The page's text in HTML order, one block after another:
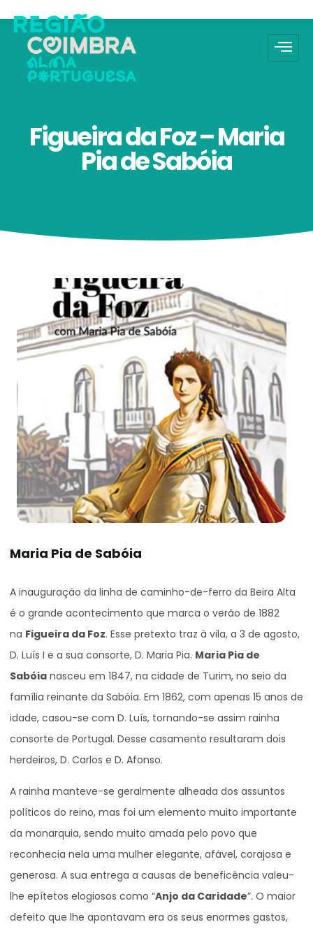
Figueira da Foz – Maria
Pia de Sabóia
Maria Pia de Sabóia
A inauguração da linha de caminho-de-ferro da Beira Alta
é o grande acontecimento que marca o verão de 1882
na Figueira da Foz. Esse pretexto traz à vila, a 3 de agosto,
D. Luís I e a sua consorte, D. Maria Pia. Maria Pia de
Sabóia nasceu em 1847, na cidade de Turim, no seio da
família reinante da Sabóia. Em 1862, com apenas 15 anos de
idade, casou-se com D. Luís, tornando-se assim rainha
consorte de Portugal. Desse casamento resultaram dois
herdeiros, D. Carlos e D. Afonso.
A rainha manteve-se geralmente alheada dos assuntos
políticos do reino, mas foi um elemento muito importante
da monarquia, sendo muito amada pelo povo que
reconhecia nela uma mulher elegante, afável, corajosa e
generosa. A sua entrega a causas de beneficência valeu-
lhe epítetos elogiosos como “Anjo da Caridade”. O maior
defeito que lhe apontavam era os seus enormes gastos,